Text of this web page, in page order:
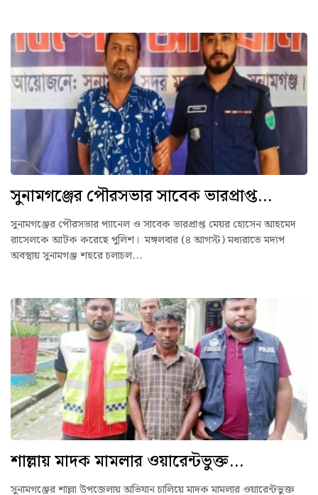
সুনামগঞ্জের পৌরসভার সাবেক ভারপ্রাপ্ত...
সুনামগঞ্জের পৌরসভার প্যানেল ও সাবেক ভারপ্রাপ্ত মেয়র হোসেন আহমেদ
রাসেলকে আটক করেছে পুলিশ। মঙ্গলবার (৪ আগস্ট) মধ্যরাতে মদ্যপ
অবস্থায় সুনামগঞ্জ শহরে চলাচল...
শাল্লায় মাদক মামলার ওয়ারেন্টভুক্ত...
সুনামগঞ্জের শাল্লা উপজেলায় অভিযান চালিয়ে মাদক মামলার ওয়ারেন্টভুক্ত